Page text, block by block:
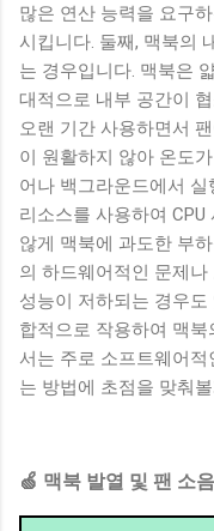
많은 연산 능력을 요구
시킵니다. 둘째, 맥북의
는 경우입니다. 맥북은
대적으로 내부 공간이
오랜 기간 사용하면서
이 원활하지 않아 온도
어나 백그라운드에서
리소스를 사용하여
않게 맥북에 과도한 부
의 하드웨어적인 문제
성능이 저하되는 경우
합적으로 작용하여 맥
서는 주로 소프트웨어
는 방법에 초점을 맞춰볼
🍏 맥북 발열 및 팬 소